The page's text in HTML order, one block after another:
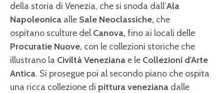
della storia di Venezia, che si snoda dall’Ala
Napoleonica alle Sale Neoclassiche, che
ospitano sculture del Canova,fino ai locali delle
Procuratie Nuove, con le collezioni storiche che
illustrano la Civiltà Venezianae le Collezioni d'Arte
Antica. Si prosegue poi al secondo piano che ospita
una ricca collezione di pittura veneziana dalle